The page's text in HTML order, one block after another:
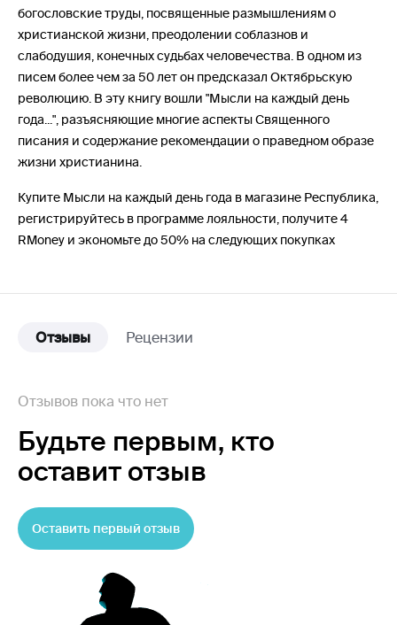
богословские труды, посвященные размышлениям о
христианской жизни, пре­одолении соблазнов и
слабодушия, конечных судьбах человечества. В одном из
писем более чем за 50 лет он предсказал Октябрьскую
революцию. В эту книгу вошли "Мысли на каждый день
года...", разъясняющие многие аспекты Священного
писания и содержание рекомендации о праведном образе
жизни христианина.
Купите Мысли на каждый день года в магазине Республика,
регистрируйтесь в программе лояльности, получите 4
RMoney и экономьте до 50% на следующих покупках
Отзывы Рецензии
Отзывов пока что нет
Будьте первым, кто
оставит отзыв
Оставить первый отзыв